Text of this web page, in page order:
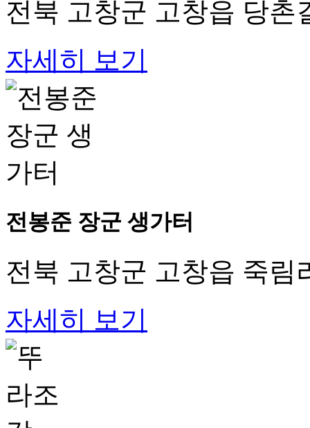
전북 고창군 고창읍 당촌
자세히 보기
전봉준 장군 생가터
전북 고창군 고창읍 죽림
자세히 보기